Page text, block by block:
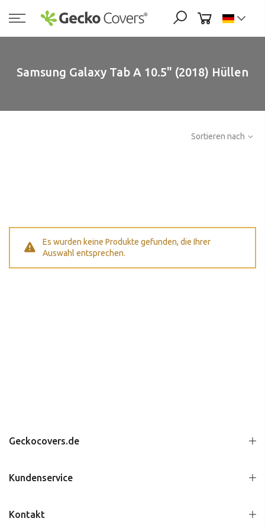
Inhalt
springen
Samsung Galaxy Tab A 10.5" (2018) Hüllen
Sortieren nach
Es wurden keine Produkte gefunden, die Ihrer
Auswahl entsprechen.
Geckocovers.de
Kundenservice
Kontakt